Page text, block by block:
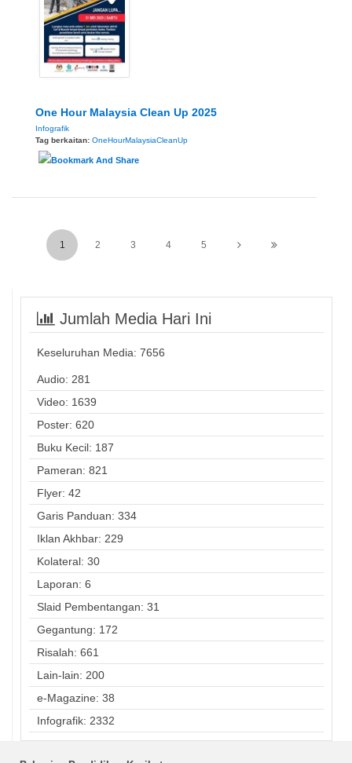
One Hour Malaysia Clean Up 2025
Infografik
Tag berkaitan: OneHourMalaysiaCleanUp
1 2 3 4 5
Jumlah Media Hari Ini
Keseluruhan Media: 7656
Audio: 281
Video: 1639
Poster: 620
Buku Kecil: 187
Pameran: 821
Flyer: 42
Garis Panduan: 334
Iklan Akhbar: 229
Kolateral: 30
Laporan: 6
Slaid Pembentangan: 31
Gegantung: 172
Risalah: 661
Lain-lain: 200
e-Magazine: 38
Infografik: 2332